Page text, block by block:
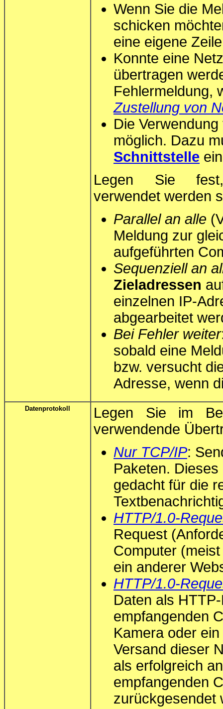
Wenn Sie die
schicken
eine eigene
Konnte eine
übertragen
Fehlermeldung,
Zustellung von
Die
möglich. Dazu
Schnittstelle
Legen Sie
verwendet werden
Parallel an alle
Meldung zur
aufgeführten
Sequenziell an
Zieladressen
einzelnen IP-
abgearbeitet
Bei Fehler weiter
sobald eine
bzw. versucht
Adresse, wenn
Datenprotokoll
Legen Sie im
verwendende
Nur TCP/IP:
Paketen.
gedacht für die
HTTP/1.0-
Request
Computer
ein anderer
HTTP/1.0-
Daten als
empfangenden
Kamera oder
Versand dieser
als erfolgreich
empfangenden
zurückgesendet